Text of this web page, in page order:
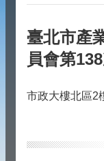
臺北市產
員會第
市政大樓北區2